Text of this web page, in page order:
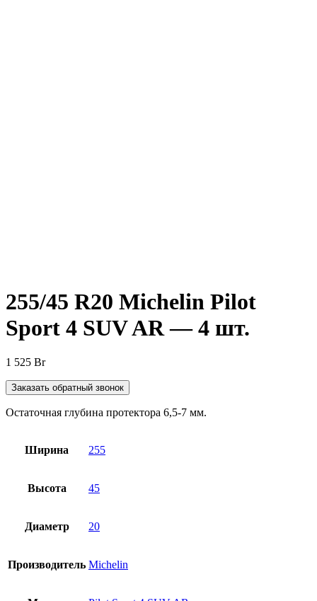
255/45 R20 Michelin Pilot
Sport 4 SUV AR — 4 шт.
1 525 Br
Заказать обратный звонок
Остаточная глубина протектора 6,5-7 мм.
Ширина 255
Высота 45
Диаметр 20
Производитель Michelin